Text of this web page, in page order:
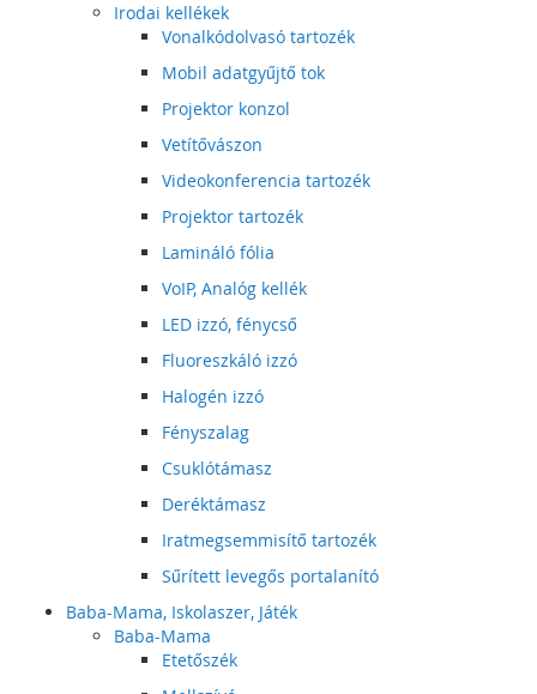
Irodai kellékek
Vonalkódolvasó tartozék
Mobil adatgyűjtő tok
Projektor konzol
Vetítővászon
Videokonferencia tartozék
Projektor tartozék
Lamináló fólia
VoIP, Analóg kellék
LED izzó, fénycső
Fluoreszkáló izzó
Halogén izzó
Fényszalag
Csuklótámasz
Deréktámasz
Iratmegsemmisítő tartozék
Sűrített levegős portalanító
Baba-Mama, Iskolaszer, Játék
Baba-Mama
Etetőszék